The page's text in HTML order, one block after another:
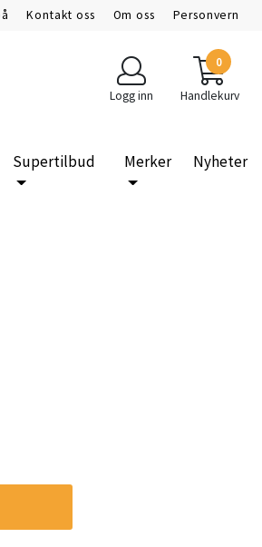
Kontakt oss Om oss Personvern
Logg inn
0
Handlekurv
Supertilbud Merker Nyheter